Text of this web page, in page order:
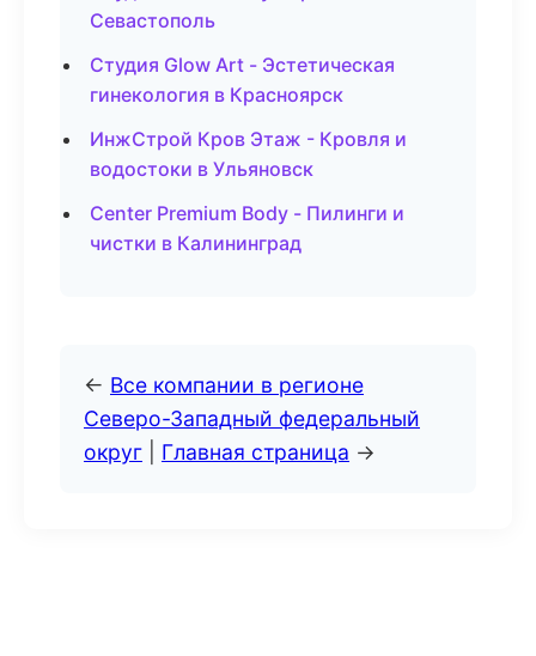
Севастополь
Студия Glow Art - Эстетическая
гинекология в Красноярск
ИнжСтрой Кров Этаж - Кровля и
водостоки в Ульяновск
Center Premium Body - Пилинги и
чистки в Калининград
← Все компании в регионе
Северо-Западный федеральный
округ
Главная страница →